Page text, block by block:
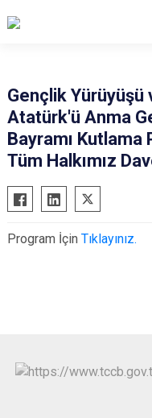
Aralık
Karakoyunlu
Merkez
Gençlik Yürüyüşü
Atatürk'ü Anma
Bayramı Kutlama
Tüm Halkımız
Program İçin Tıklayınız.